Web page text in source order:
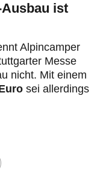
ist
Alpincamper
Messe
nicht. Mit einem
sei allerdings